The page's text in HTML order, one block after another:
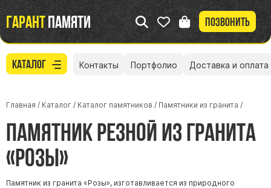
Гарантпамяти Позвонить
Каталог Контакты Портфолио Доставка и оплата
Главная / Каталог / Каталог памятников / Памятники из гранита /
Памятник резной из гранита
«Розы»
Памятник из гранита «Розы», изготавливается из природного